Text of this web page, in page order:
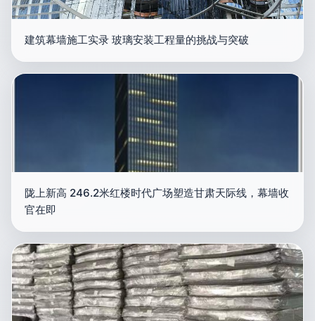
建筑幕墙施工实录 玻璃安装工程量的挑战与突破
陇上新高 246.2米红楼时代广场塑造甘肃天际线，幕墙收
官在即